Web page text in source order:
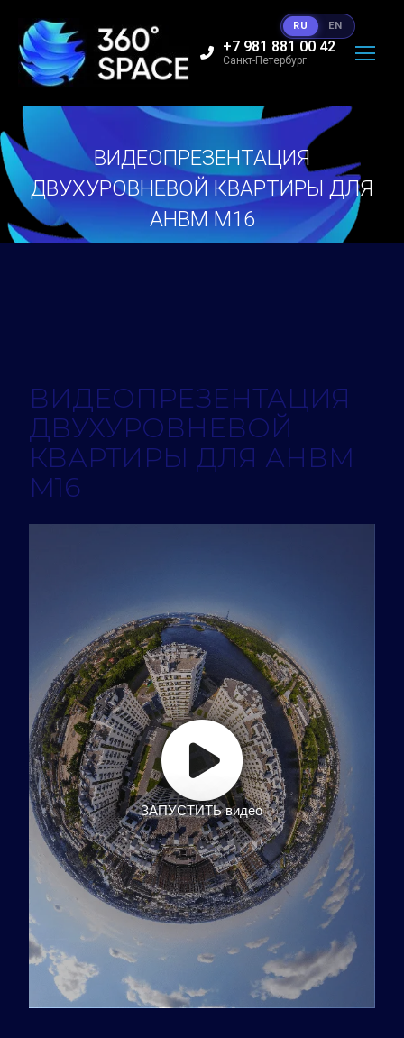
+7 981 881 00 42
Санкт-Петербург
ВИДЕОПРЕЗЕНТАЦИЯ
ДВУХУРОВНЕВОЙ КВАРТИРЫ ДЛЯ
АНВМ М16
Вы здесь:
ВИДЕОПРЕЗЕНТАЦИЯ
ДВУХУРОВНЕВОЙ
КВАРТИРЫ ДЛЯ АНВМ
М16
ЗАПУСТИТЬ видео
Заказать видео
RU EN